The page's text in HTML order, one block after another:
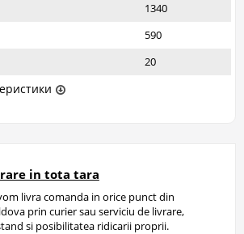
1340
590
20
in tota tara
livra comanda in orice punct din
prin curier sau serviciu de livrare,
si posibilitatea ridicarii proprii.